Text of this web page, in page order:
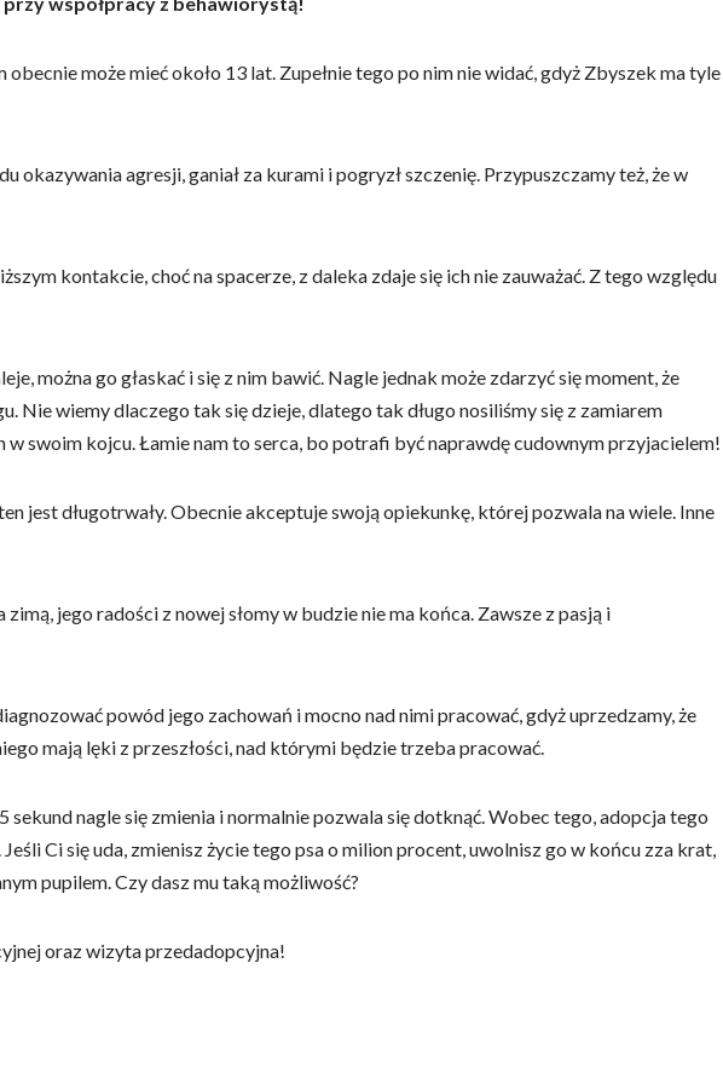
może mieć około 13 lat. Zupełnie tego po nim nie widać, gdyż Zbyszek ma tyle
agresji, ganiał za kurami i pogryzł szczenię. Przypuszczamy też, że w
kontakcie, choć na spacerze, z daleka zdaje się ich nie zauważać. Z tego względu
można go głaskać i się z nim bawić. Nagle jednak może zdarzyć się moment, że
Nie wiemy dlaczego tak się dzieje, dlatego tak długo nosiliśmy się z zamiarem
swoim kojcu. Łamie nam to serca, bo potrafi być naprawdę cudownym przyjacielem!
jest długotrwały. Obecnie akceptuje swoją opiekunkę, której pozwala na wiele. Inne
jego radości z nowej słomy w budzie nie ma końca. Zawsze z pasją i
powód jego zachowań i mocno nad nimi pracować, gdyż uprzedzamy, że
mają lęki z przeszłości, nad którymi będzie trzeba pracować.
nagle się zmienia i normalnie pozwala się dotknąć. Wobec tego, adopcja tego
Ci się uda, zmienisz życie tego psa o milion procent, uwolnisz go w końcu zza krat,
pupilem. Czy dasz mu taką możliwość?
oraz wizyta przedadopcyjna!